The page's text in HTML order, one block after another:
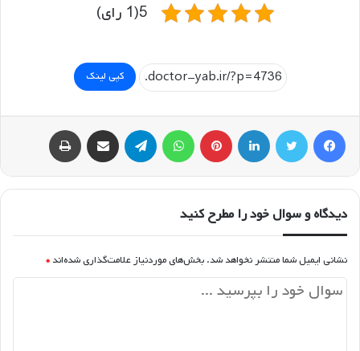
5(1 رای)
کپی لینک
فیسبوک توییتر لینکداین پینتریست تلگرام اشتراک گذاری با ایمیل
دیدگاه و سوال خود را مطرح کنید
نشانی ایمیل شما منتشر نخواهد شد. بخش‌های موردنیاز علامت‌گذاری شده‌اند *